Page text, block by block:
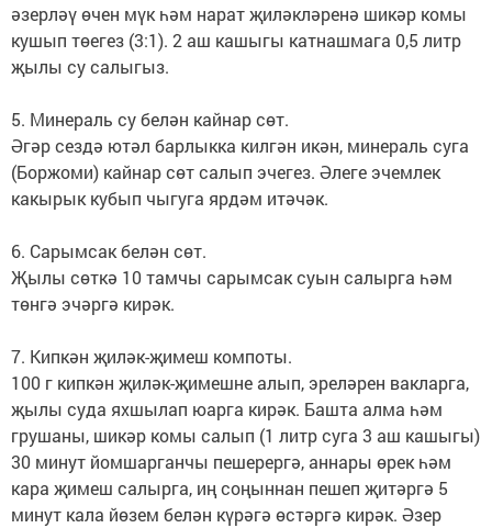
әзерләү өчен мүк һәм нарат җиләкләренә шикәр комы
кушып төегез (3:1). 2 аш кашыгы катнашмага 0,5 литр
җылы су салыгыз.
5. Минераль су белән кайнар сөт.
Әгәр сездә ютәл барлыкка килгән икән, минераль суга
(Боржоми) кайнар сөт салып эчегез. Әлеге эчемлек
какырык кубып чыгуга ярдәм итәчәк.
6. Сарымсак белән сөт.
Җылы сөткә 10 тамчы сарымсак суын салырга һәм
төнгә эчәргә кирәк.
7. Кипкән җиләк-җимеш компоты.
100 г кипкән җиләк-җимешне алып, эреләрен вакларга,
җылы суда яхшылап юарга кирәк. Башта алма һәм
грушаны, шикәр комы салып (1 литр суга 3 аш кашыгы)
30 минут йомшарганчы пешерергә, аннары өрек һәм
кара җимеш салырга, иң соңыннан пешеп җитәргә 5
минут кала йөзем белән күрәгә өстәргә кирәк. Әзер